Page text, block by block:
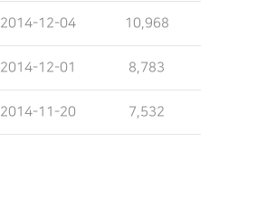
2014-12-04 10,968
2014-12-01 8,783
2014-11-20 7,532